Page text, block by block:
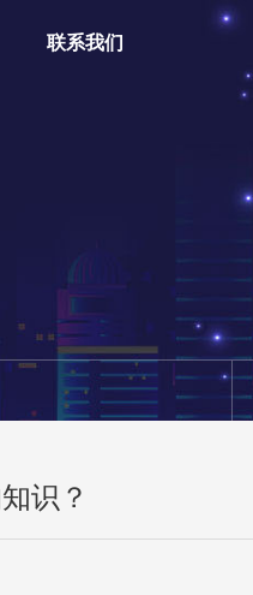
联系我们
识？